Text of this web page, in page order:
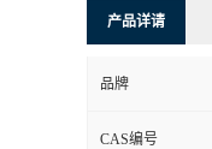
产品详请
品牌
CAS编号